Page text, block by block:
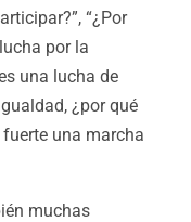
“¿Por
por la
una lucha de
¿por qué
una marcha
muchas